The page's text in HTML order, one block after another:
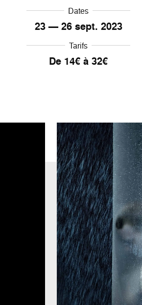
Dates
23— 26sept. 2023
Tarifs
De 14€ à 32€